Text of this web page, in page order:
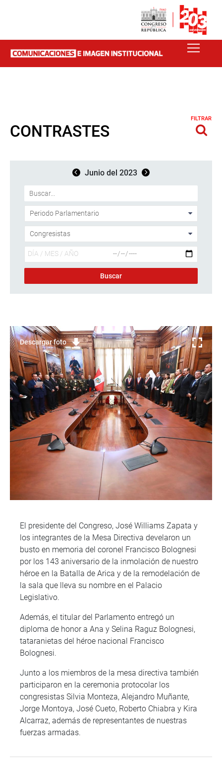
CONTRASTES
FILTRAR
Junio del 2023
Descargar foto
El presidente del Congreso, José Williams Zapata y
los integrantes de la Mesa Directiva develaron un
busto en memoria del coronel Francisco Bolognesi
por los 143 aniversario de la inmolación de nuestro
héroe en la Batalla de Arica y de la remodelación de
la sala que lleva su nombre en el Palacio
Legislativo.
Además, el titular del Parlamento entregó un
diploma de honor a Ana y Selina Raguz Bolognesi,
tataranietas del héroe nacional Francisco
Bolognesi.
Junto a los miembros de la mesa directiva también
participaron en la ceremonia protocolar los
congresistas Silvia Monteza, Alejandro Muñante,
Jorge Montoya, José Cueto, Roberto Chiabra y Kira
Alcarraz, además de representantes de nuestras
fuerzas armadas.